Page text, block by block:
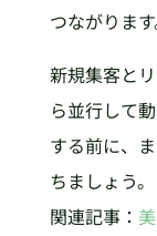
つながります
新規集客と
ら並行して
する前に、
ちましょう。
関連記事：